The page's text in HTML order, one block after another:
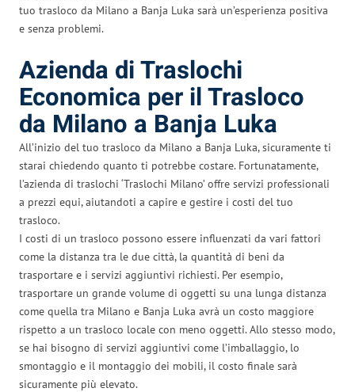
tuo trasloco da Milano a Banja Luka sarà un’esperienza positiva
e senza problemi.
Azienda di Traslochi
Economica per il Trasloco
da Milano a Banja Luka
All’inizio del tuo trasloco da Milano a Banja Luka, sicuramente ti
starai chiedendo quanto ti potrebbe costare. Fortunatamente,
l’azienda di traslochi ‘Traslochi Milano’ offre servizi professionali
a prezzi equi, aiutandoti a capire e gestire i costi del tuo
trasloco.
I costi di un trasloco possono essere influenzati da vari fattori
come la distanza tra le due città, la quantità di beni da
trasportare e i servizi aggiuntivi richiesti. Per esempio,
trasportare un grande volume di oggetti su una lunga distanza
come quella tra Milano e Banja Luka avrà un costo maggiore
rispetto a un trasloco locale con meno oggetti. Allo stesso modo,
se hai bisogno di servizi aggiuntivi come l’imballaggio, lo
smontaggio e il montaggio dei mobili, il costo finale sarà
sicuramente più elevato.